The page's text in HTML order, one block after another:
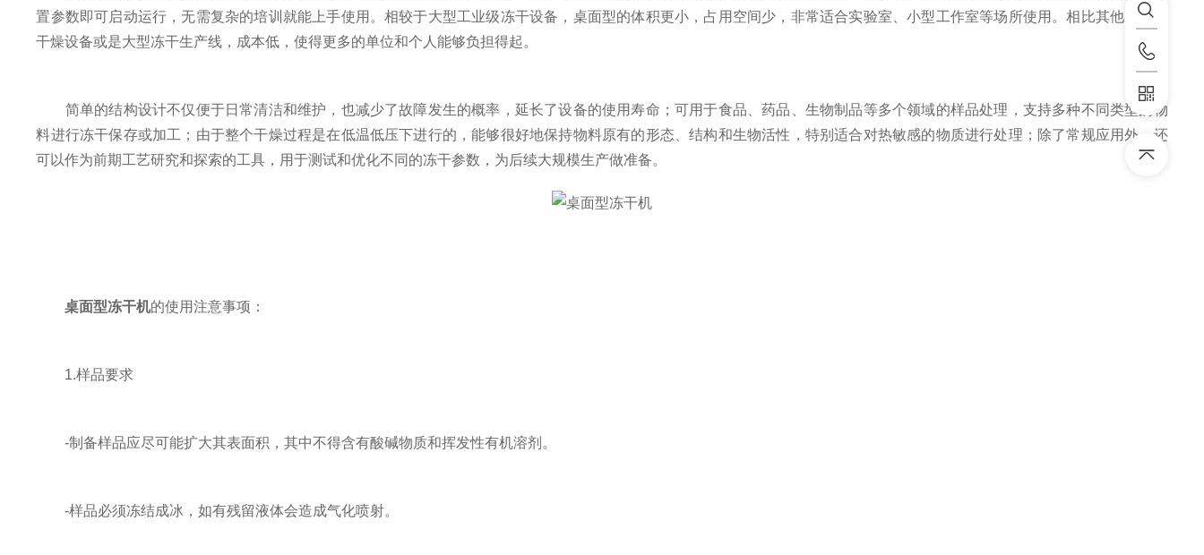
置参数即可启动运行，无需复杂的培训就能上手使用。相较于大型工业级冻干设备，桌面型的体积更小，占用空间少，非常适合实验室、小型工作室等场所使用。相比其他类型的
干燥设备或是大型冻干生产线，成本低，使得更多的单位和个人能够负担得起。
简单的结构设计不仅便于日常清洁和维护，也减少了故障发生的概率，延长了设备的使用寿命；可用于食品、药品、生物制品等多个领域的样品处理，支持多种不同类型的物
料进行冻干保存或加工；由于整个干燥过程是在低温低压下进行的，能够很好地保持物料原有的形态、结构和生物活性，特别适合对热敏感的物质进行处理；除了常规应用外，还
可以作为前期工艺研究和探索的工具，用于测试和优化不同的冻干参数，为后续大规模生产做准备。
桌面型冻干机的使用注意事项：
1.样品要求
-制备样品应尽可能扩大其表面积，其中不得含有酸碱物质和挥发性有机溶剂。
-样品必须冻结成冰，如有残留液体会造成气化喷射。